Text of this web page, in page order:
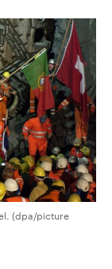
(dpa/picture